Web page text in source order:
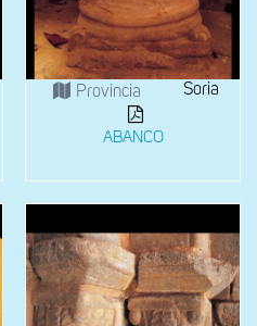
Provincia Soria
ABANCO